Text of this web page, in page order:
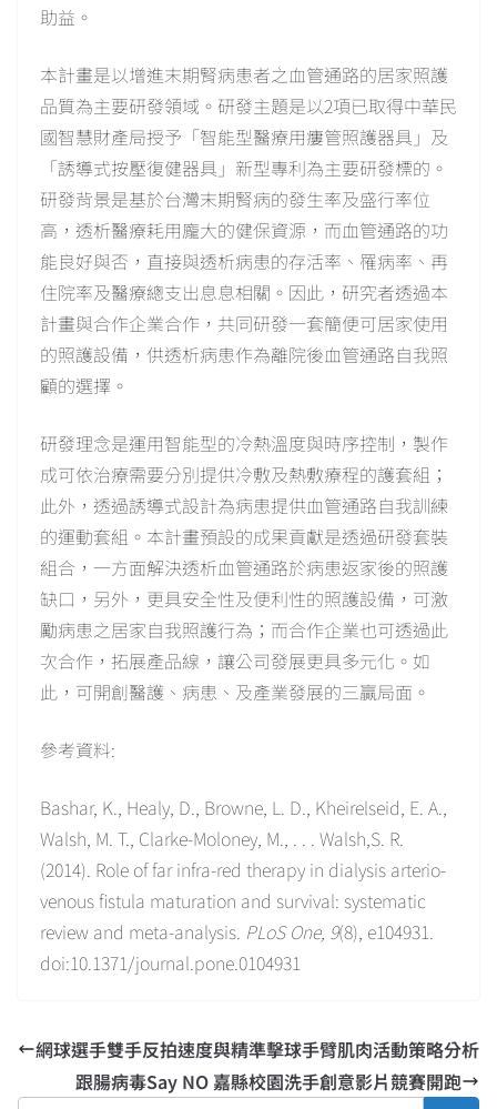
助益。
本計畫是以增進末期腎病患者之血管通路的居家照護
品質為主要研發領域。研發主題是以2項已取得中華民
國智慧財產局授予「智能型醫療用瘻管照護器具」及
「誘導式按壓復健器具」新型專利為主要研發標的。
研發背景是基於台灣末期腎病的發生率及盛行率位
高，透析醫療耗用龐大的健保資源，而血管通路的功
能良好與否，直接與透析病患的存活率、罹病率、再
住院率及醫療總支出息息相關。因此，研究者透過本
計畫與合作企業合作，共同研發一套簡便可居家使用
的照護設備，供透析病患作為離院後血管通路自我照
顧的選擇。
研發理念是運用智能型的冷熱溫度與時序控制，製作
成可依治療需要分別提供冷敷及熱敷療程的護套組；
此外，透過誘導式設計為病患提供血管通路自我訓練
的運動套組。本計畫預設的成果貢獻是透過研發套裝
組合，一方面解決透析血管通路於病患返家後的照護
缺口，另外，更具安全性及便利性的照護設備，可激
勵病患之居家自我照護行為；而合作企業也可透過此
次合作，拓展產品線，讓公司發展更具多元化。如
此，可開創醫護、病患、及產業發展的三贏局面。
參考資料:
Bashar, K., Healy, D., Browne, L. D., Kheirelseid, E. A.,
Walsh, M. T., Clarke-Moloney, M., . . . Walsh,S. R.
(2014). Role of far infra-red therapy in dialysis arterio-
venous fistula maturation and survival: systematic
review and meta-analysis. PLoS One, 9(8), e104931.
doi:10.1371/journal.pone.0104931
網球選手雙手反拍速度與精準擊球手臂肌肉活動策略分析
跟腸病毒Say NO 嘉縣校園洗手創意影片競賽開跑